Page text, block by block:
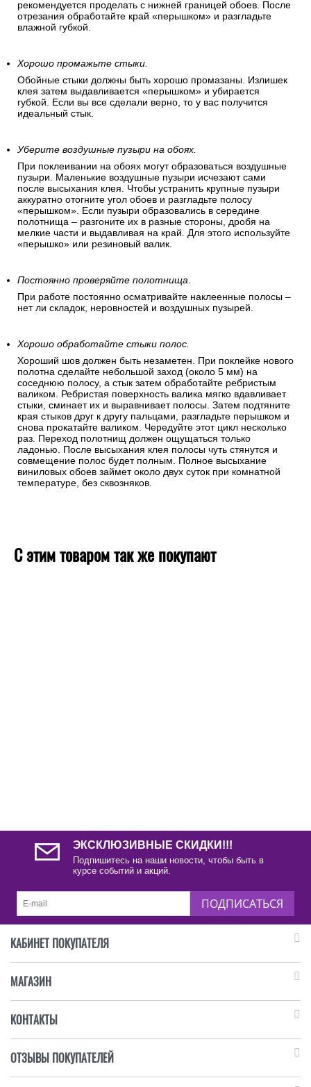
рекомендуется проделать с нижней границей обоев. После
отрезания обработайте край «перышком» и разгладьте
влажной губкой.
Хорошо промажьте стыки.
Обойные стыки должны быть хорошо промазаны. Излишек
клея затем выдавливается «перышком» и убирается
губкой. Если вы все сделали верно, то у вас получится
идеальный стык.
Уберите воздушные пузыри на обоях.
При поклеивании на обоях могут образоваться воздушные
пузыри. Маленькие воздушные пузыри исчезают сами
после высыхания клея. Чтобы устранить крупные пузыри
аккуратно отогните угол обоев и разгладьте полосу
«перышком». Если пузыри образовались в середине
полотнища – разгоните их в разные стороны, дробя на
мелкие части и выдавливая на край. Для этого используйте
«перышко» или резиновый валик.
Постоянно проверяйте полотнища.
При работе постоянно осматривайте наклеенные полосы –
нет ли складок, неровностей и воздушных пузырей.
Хорошо обработайте стыки полос.
Хороший шов должен быть незаметен. При поклейке нового
полотна сделайте небольшой заход (около 5 мм) на
соседнюю полосу, а стык затем обработайте ребристым
валиком. Ребристая поверхность валика мягко вдавливает
стыки, сминает их и выравнивает полосы. Затем подтяните
края стыков друг к другу пальцами, разгладьте перышком и
снова прокатайте валиком. Чередуйте этот цикл несколько
раз. Переход полотнищ должен ощущаться только
ладонью. После высыхания клея полосы чуть стянутся и
совмещение полос будет полным. Полное высыхание
виниловых обоев займет около двух суток при комнатной
температуре, без сквозняков.
С этим товаром так же покупают
ЭКСКЛЮЗИВНЫЕ СКИДКИ!!!
Подпишитесь на наши новости, чтобы быть в
курсе событий и акций.
ПОДПИСАТЬСЯ
КАБИНЕТ ПОКУПАТЕЛЯ
МАГАЗИН
КОНТАКТЫ
ОТЗЫВЫ ПОКУПАТЕЛЕЙ